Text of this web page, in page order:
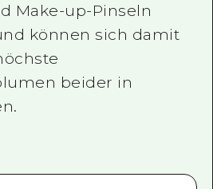
Make-up-Pinseln
können sich damit
beider in